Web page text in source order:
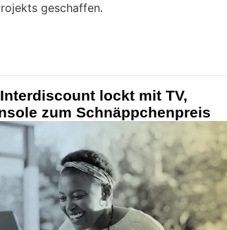
geschaffen.
lockt mit TV,
zum Schnäppchenpreis